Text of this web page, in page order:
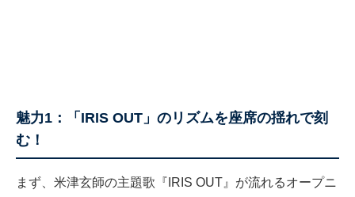
魅力1：「IRIS OUT」のリズムを座席の揺れで刻
む！
まず、米津玄師の主題歌『IRIS OUT』が流れるオープニ